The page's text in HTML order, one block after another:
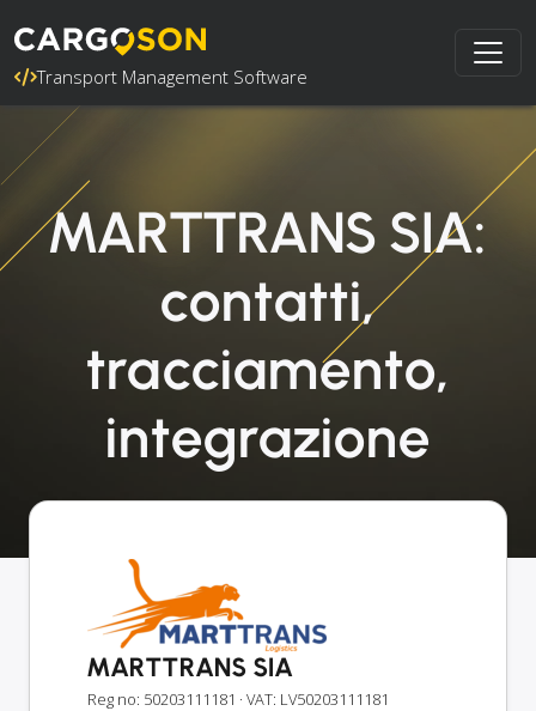
Transport Management Software
MARTTRANS SIA:
contatti,
tracciamento,
integrazione
MARTTRANS SIA
Reg no: 50203111181 · VAT: LV50203111181